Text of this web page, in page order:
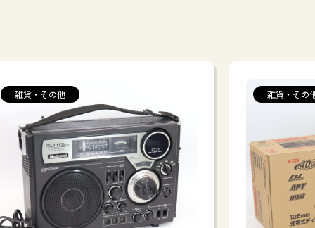
雑貨・その他 雑貨・その